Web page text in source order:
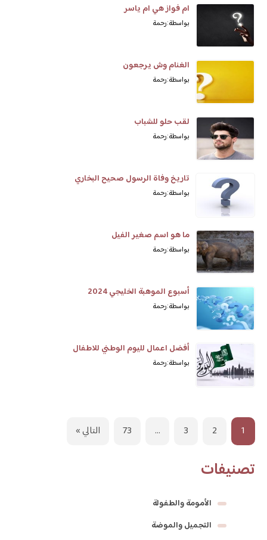
ام فواز هي ام ياسر
بواسطة: رحمة
الغنام وش يرجعون
بواسطة: رحمة
لقب حلو للشباب
بواسطة: رحمة
تاريخ وفاة الرسول صحيح البخاري
بواسطة: رحمة
ما هو اسم صغير الفيل
بواسطة: رحمة
أسبوع الموهبة الخليجي 2024
بواسطة: رحمة
أفضل اعمال لليوم الوطني للاطفال
بواسطة: رحمة
1
2
3
…
73 التالي »
تصنيفات
الأمومة والطفولة
التجميل والموضة